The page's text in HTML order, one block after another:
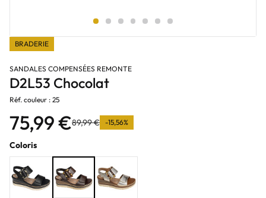
BRADERIE
SANDALES COMPENSÉES REMONTE
D2L53 Chocolat
Réf. couleur : 25
75,99 €89,99 € -15,56%
Coloris